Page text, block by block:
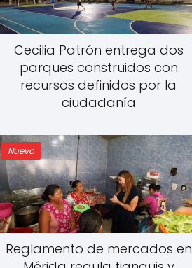
Cecilia Patrón entrega dos
parques construidos con
recursos definidos por la
ciudadanía
Nuevo
Reglamento de mercados en